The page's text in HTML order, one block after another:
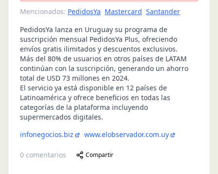
Mencionados: PedidosYa Mastercard Santander
PedidosYa lanza en Uruguay su programa de
suscripción mensual PedidosYa Plus, ofreciendo
envíos gratis ilimitados y descuentos exclusivos.
Más del 80% de usuarios en otros países de LATAM
continúan con la suscripción, generando un ahorro
total de USD 73 millones en 2024.
El servicio ya está disponible en 12 países de
Latinoamérica y ofrece beneficios en todas las
categorías de la plataforma incluyendo
supermercados digitales.
infonegocios.biz
www.elobservador.com.uy
0 comentarios Compartir